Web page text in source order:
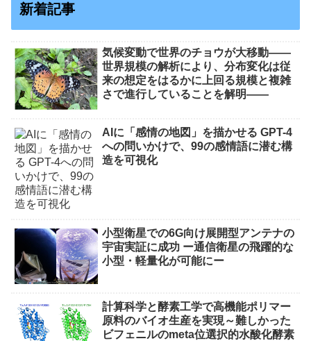
新着記事
気候変動で世界のチョウが大移動――
世界規模の解析により、分布変化は従
来の想定をはるかに上回る規模と複雑
さで進行していることを解明――
AIに「感情の地図」を描かせる GPT-4
への問いかけで、99の感情語に潜む構
造を可視化
小型衛星での6G向け展開型アンテナの
宇宙実証に成功 ー通信衛星の飛躍的な
小型・軽量化が可能にー
計算科学と酵素工学で高機能ポリマー
原料のバイオ生産を実現～難しかった
ビフェニルのmeta位選択的水酸化酵素